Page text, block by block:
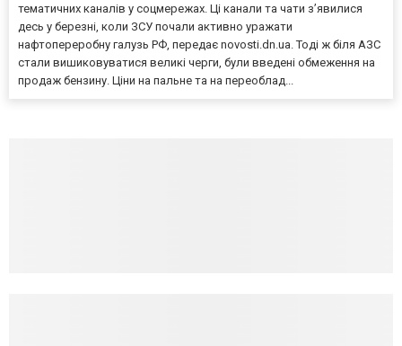
тематичних каналів у соцмережах. Ці канали та чати з’явилися
десь у березні, коли ЗСУ почали активно уражати
нафтопереробну галузь РФ, передає novosti.dn.ua. Тоді ж біля АЗС
стали вишиковуватися великі черги, були введені обмеження на
продаж бензину. Ціни на пальне та на переоблад...